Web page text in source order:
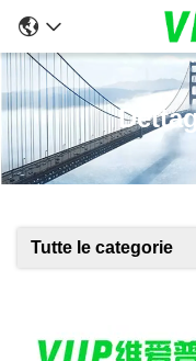
Tutte le categorie